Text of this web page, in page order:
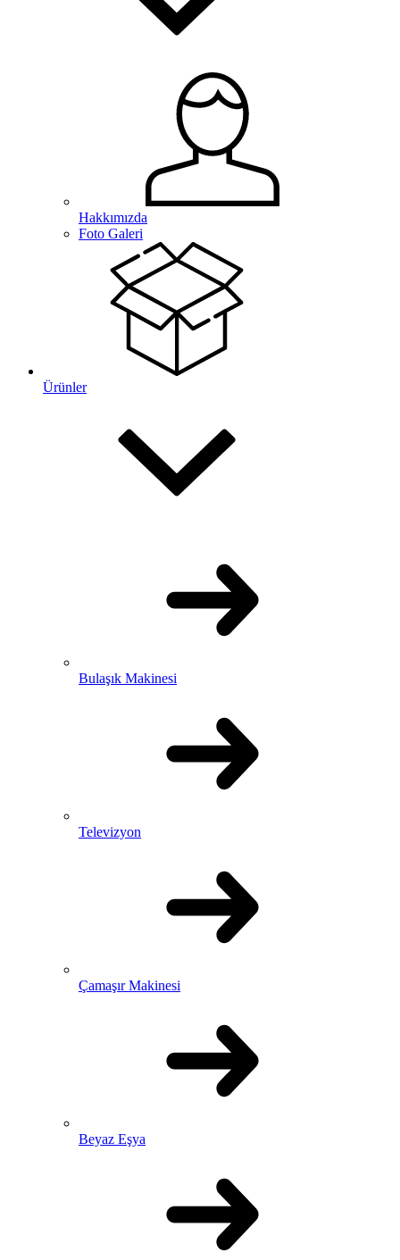
Hakkımızda
Foto Galeri
Ürünler
Bulaşık Makinesi
Televizyon
Çamaşır Makinesi
Beyaz Eşya